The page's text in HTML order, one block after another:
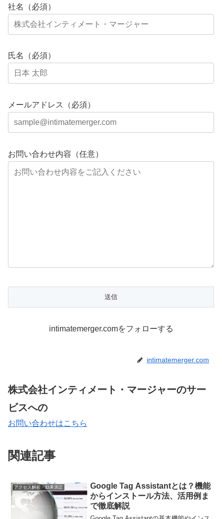
社名（必須）
氏名（必須）
メールアドレス（必須）
お問い合わせ内容（任意）
intimatemerger.comをフォローする
intimatemerger.com
株式会社インティメート・マージャーのサー
ビスへの
お問い合わせはこちら
関連記事
アクセス解析・効果測定
Google Tag Assistantとは？機能
からインストール方法、活用例ま
で徹底解説